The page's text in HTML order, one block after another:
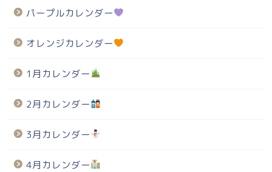
パープルカレンダー
オレンジカレンダー
1月カレンダー
2月カレンダー
3月カレンダー
4月カレンダー